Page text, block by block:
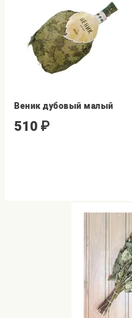
Веник дубовый малый
510 ₽